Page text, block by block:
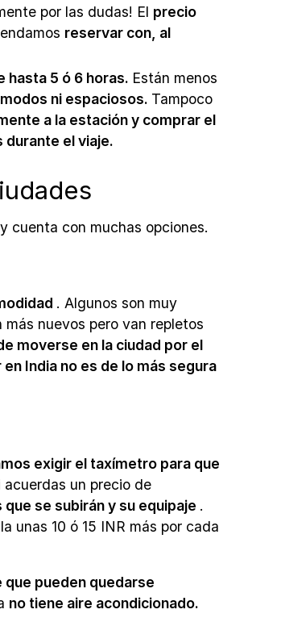
por las dudas! El precio
reservar con, al
5 ó 6 horas. Están menos
ni espaciosos. Tampoco
a la estación y comprar el
durante el viaje.
cuenta con muchas opciones.
. Algunos son muy
más nuevos pero van repletos
moverse en la ciudad por el
India no es de lo más segura
exigir el taxímetro para que
acuerdas un precio de
se subirán y su equipaje .
unas 10 ó 15 INR más por cada
pueden quedarse
no tiene aire acondicionado.